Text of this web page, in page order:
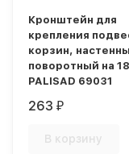
Кронштейн для
крепления
корзин,
поворотный на
PALISAD 69031
263₽
В корзину